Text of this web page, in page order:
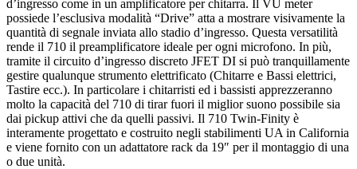
d’ingresso come in un amplificatore per chitarra. Il VU meter
possiede l’esclusiva modalità “Drive” atta a mostrare visivamente la
quantità di segnale inviata allo stadio d’ingresso. Questa versatilità
rende il 710 il preamplificatore ideale per ogni microfono. In più,
tramite il circuito d’ingresso discreto JFET DI si può tranquillamente
gestire qualunque strumento elettrificato (Chitarre e Bassi elettrici,
Tastire ecc.). In particolare i chitarristi ed i bassisti apprezzeranno
molto la capacità del 710 di tirar fuori il miglior suono possibile sia
dai pickup attivi che da quelli passivi. Il 710 Twin-Finity è
interamente progettato e costruito negli stabilimenti UA in California
e viene fornito con un adattatore rack da 19″ per il montaggio di una
o due unità.